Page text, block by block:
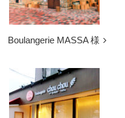
Boulangerie MASSA 様